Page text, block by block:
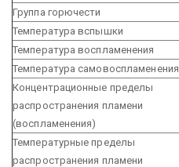
Группа горючести
Температура вспышки
Температура воспламенения
Температура самовоспламенения
Концентрационные пределы
распространения пламени
(воспламенения)
Температурные пределы
распространения пламени